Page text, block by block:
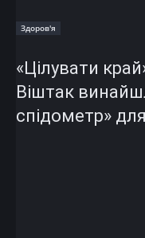
Здоров'я
«Цілувати
Віштак
спідометр»